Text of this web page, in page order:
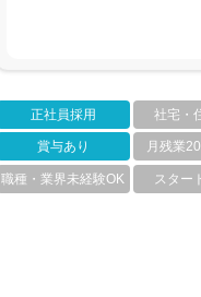
正社員採用 社宅・
賞与あり 月残業
職種・業界未経験OK スター